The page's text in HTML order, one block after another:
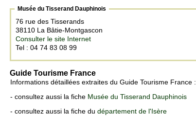
Musée du Tisserand Dauphinois
76 rue des Tisserands
38110 La Bâtie-Montgascon
Consulter le site Internet
Tel : 04 74 83 08 99
Guide Tourisme France
Informations détaillées extraites du Guide Tourisme France :
- consultez aussi la fiche Musée du Tisserand Dauphinois
- consultez aussi la fiche du département de l'Isère